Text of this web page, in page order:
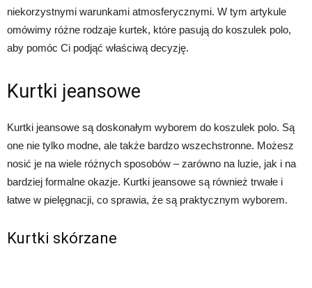
niekorzystnymi warunkami atmosferycznymi. W tym artykule
omówimy różne rodzaje kurtek, które pasują do koszulek polo,
aby pomóc Ci podjąć właściwą decyzję.
Kurtki jeansowe
Kurtki jeansowe są doskonałym wyborem do koszulek polo. Są
one nie tylko modne, ale także bardzo wszechstronne. Możesz
nosić je na wiele różnych sposobów – zarówno na luzie, jak i na
bardziej formalne okazje. Kurtki jeansowe są również trwałe i
łatwe w pielęgnacji, co sprawia, że są praktycznym wyborem.
Kurtki skórzane